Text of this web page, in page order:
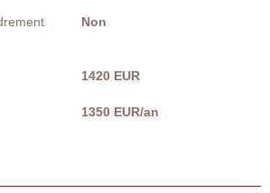
Non
1420 EUR
1350 EUR/an